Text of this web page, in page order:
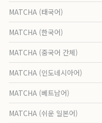
MATCHA (태국어)
MATCHA (한국어)
MATCHA (중국어 간체)
MATCHA (인도네시아어)
MATCHA (베트남어)
MATCHA (쉬운 일본어)